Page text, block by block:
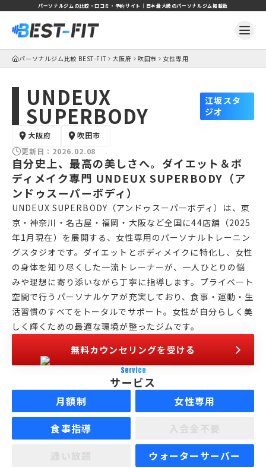
パーソナルジムの比較・口コミ・予約サイト｜日本最大級のパーソナルジム掲載数
パーソナルジム比較 BEST-FIT 大阪府 吹田市 女性専用
UNDEUX
SUPERBODY
江坂スタ
ジオ
大阪府
吹田市
更新日： 2026.02.08
自分史上、最高の美しさへ。ダイエット＆ボ
ディメイク専門 UNDEUX SUPERBODY（ア
ンドゥスーパーボディ）
UNDEUX SUPERBODY（アンドゥスーパーボディ）は、東
京・神奈川・名古屋・福岡・大阪など全国に44店舗（2025
年1月現在）を展開する、女性専用のパーソナルトレーニン
グスタジオです。ダイエットとボディメイクに特化し、女性
の身体を知り尽くした一流トレーナーが、一人ひとりの悩
みや理想に寄り添いながら丁寧に指導します。プライベート
空間で行うパーソナルケアが充実しており、食事・運動・生
活習慣のすべてをトータルでサポート。女性が自分らしく美
しく輝くための最適な環境が整ったジムです。
無料カウンセリングを受ける
Service
サービス
月額制
女性専用
食事指導
ウォーターサーバー